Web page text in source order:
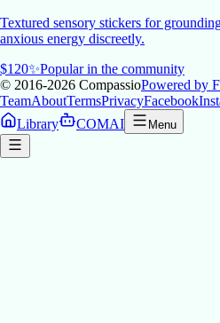
Textured sensory stickers for
anxious energy discreetly.
$120✨Popular in the community
© 2016-2026 CompassioPowered by
TeamAboutTermsPrivacyFacebook
Library
COMAI Menu